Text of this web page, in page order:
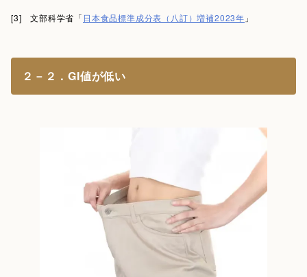
[3] 文部科学省「 日本食品標準成分表（八訂）増補2023年 」
２－２．GI値が低い